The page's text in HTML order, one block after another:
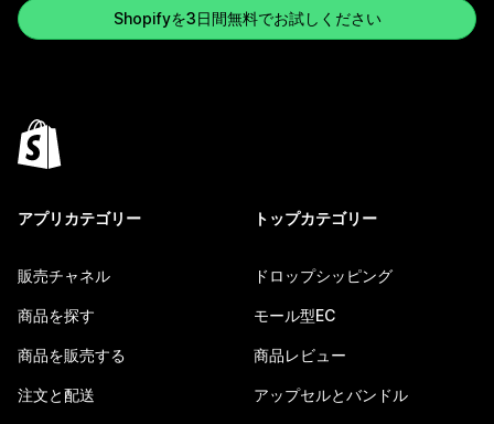
Shopifyを3日間無料でお試しください
アプリカテゴリー
販売チャネル
商品を探す
商品を販売する
注文と配送
トップカテゴリー
ドロップシッピング
モール型EC
商品レビュー
アップセルとバンドル